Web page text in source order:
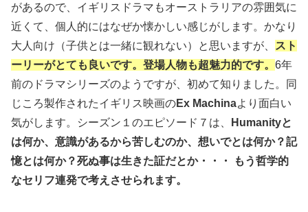
があるので、イギリスドラマもオーストラリアの雰囲気に
近くて、個人的にはなぜか懐かしい感じがします。かなり
大人向け（子供とは一緒に観れない）と思いますが、
スト
ーリーがとても良いです。登場人物も超魅力的です。 6年
前のドラマシリーズのようですが、初めて知りました。同
じころ製作されたイギリス映画のEx Machinaより面白い
気がします。シーズン１のエピソード７は、
Humanityと
は何か、意識があるから苦しむのか、想いでとは何か？記
憶とは何か？死ぬ事は生きた証だとか・・・ もう哲学的
なセリフ連発で考えさせられます。